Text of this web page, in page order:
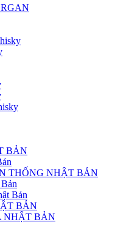
BẢN
THỐNG NHẬT BẢN
Bản
BẢN
NHẬT BẢN